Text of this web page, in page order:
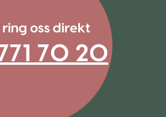
ring oss direkt
70 20